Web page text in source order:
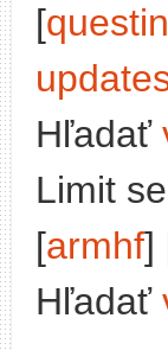
[
Hľadať
Limit
[armhf]
Hľadať